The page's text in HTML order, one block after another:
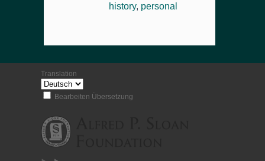
history, personal
Translation
Bearbeiten Übersetzung